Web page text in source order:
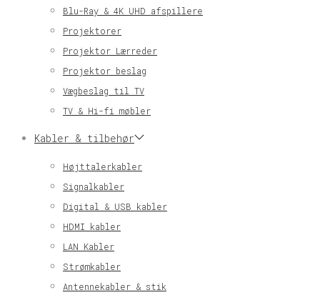
Blu-Ray & 4K UHD afspillere
Projektorer
Projektor Lærreder
Projektor beslag
Vægbeslag til TV
TV & Hi-fi møbler
Kabler & tilbehør
Højttalerkabler
Signalkabler
Digital & USB kabler
HDMI kabler
LAN Kabler
Strømkabler
Antennekabler & stik